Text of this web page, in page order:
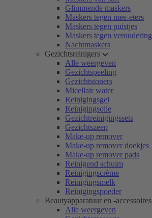
Glimmende maskers
Maskers tegen mee-eters
Maskers tegen puistjes
Maskers tegen veroudering
Nachtmaskers
Gezichtsreinigers
Alle weergeven
Gezichtspeeling
Gezichtstoners
Micellair water
Reinigingsgel
Reinigingsolie
Gezichtreinigingssets
Gezichtszeep
Make-up remover
Make-up remover doekjes
Make-up remover pads
Reinigend schuim
Reinigingscrème
Reinigingsmelk
Reinigingspoeder
Beautyapparatuur en -accessoires
Alle weergeven